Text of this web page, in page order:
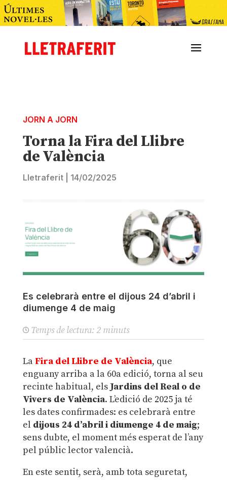
JORN A JORN
Torna la Fira del Llibre
de València
Lletraferit| 14/02/2025
Es celebrarà entre el dijous 24 d’abril i
diumenge 4 de maig
Temps de lectura: 2 minuts
La Fira del Llibre de València, que
enguany arriba a la 60a edició, torna al seu
recinte habitual, els Jardins del Real o de
Vivers de València. L’edició de 2025 ja té
les dates confirmades: es celebrarà entre
el dijous 24 d’abril i diumenge 4 de maig;
sens dubte, el moment més esperat de l’any
pel públic lector valencià.
En este sentit, serà, amb tota seguretat,